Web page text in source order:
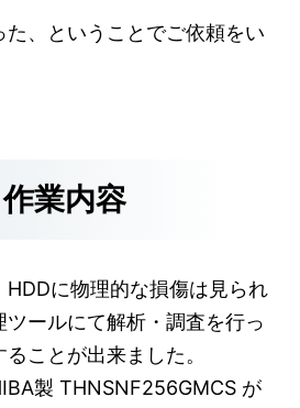
、ということでご依頼をい
作業内容
に物理的な損傷は見られ
ールにて解析・調査を行っ
ことが出来ました。
製 THNSNF256GMCS が